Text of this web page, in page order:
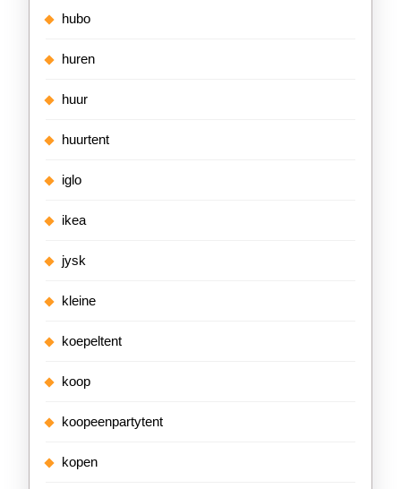
hubo
huren
huur
huurtent
iglo
ikea
jysk
kleine
koepeltent
koop
koopeenpartytent
kopen